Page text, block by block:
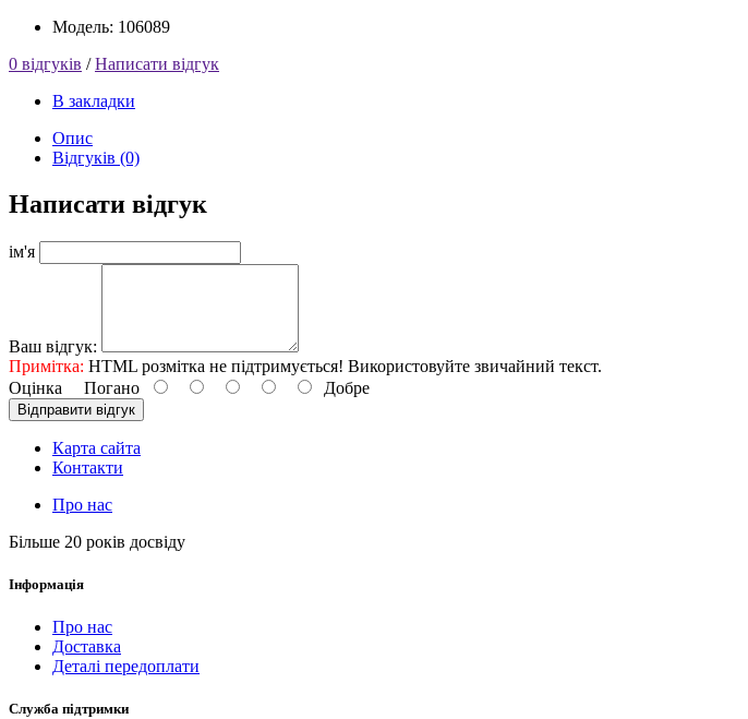
Модель: 106089
0 відгуків /Написати відгук
В закладки
Опис
Відгуків (0)
Написати відгук
ім'я
Ваш відгук:
Примітка: HTML розмітка не підтримується! Використовуйте звичайний текст.
Оцінка Погано Добре
Відправити відгук
Карта сайта
Контакти
Про нас
Більше 20 років досвіду
Інформація
Про нас
Доставка
Деталі передоплати
Служба підтримки